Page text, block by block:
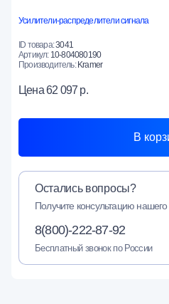
Усилители-распределители сигнала
ID товара:3041
Артикул: 10-804080190
Производитель: Kramer
Цена62 097 р.
В
Остались вопросы?
Получите консультацию
8(800)-222-87-92
Бесплатный звонок по России